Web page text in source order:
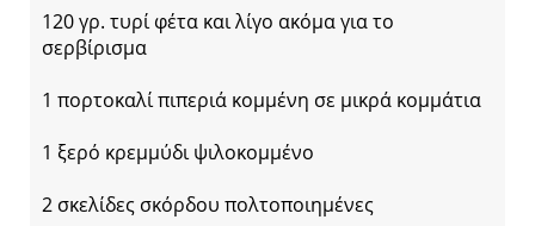
120 γρ. τυρί φέτα και λίγο ακόμα για το
σερβίρισμα
1 πορτοκαλί πιπεριά κομμένη σε μικρά κομμάτια
1 ξερό κρεμμύδι ψιλοκομμένο
2 σκελίδες σκόρδου πολτοποιημένες